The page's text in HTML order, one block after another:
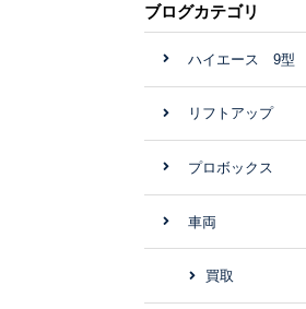
ブログカテゴリ
ハイエース 9型
リフトアップ
プロボックス
車両
買取